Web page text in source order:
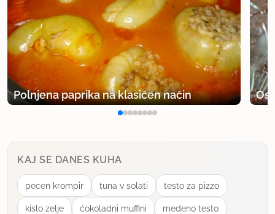
Polnjena paprika na klasičen način
KAJ SE DANES KUHA
pecen krompir tuna v solati testo za pizzo
kislo zelje ćokoladni muffini medeno testo